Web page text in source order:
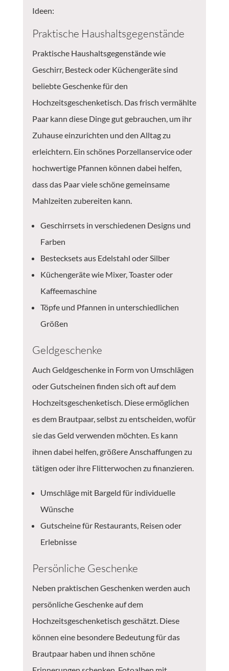
Ideen:
Praktische Haushaltsgegenstände
Praktische Haushaltsgegenstände wie
Geschirr, Besteck oder Küchengeräte sind
beliebte Geschenke für den
Hochzeitsgeschenketisch. Das frisch vermählte
Paar kann diese Dinge gut gebrauchen, um ihr
Zuhause einzurichten und den Alltag zu
erleichtern. Ein schönes Porzellanservice oder
hochwertige Pfannen können dabei helfen,
dass das Paar viele schöne gemeinsame
Mahlzeiten zubereiten kann.
Geschirrsets in verschiedenen Designs und
Farben
Bestecksets aus Edelstahl oder Silber
Küchengeräte wie Mixer, Toaster oder
Kaffeemaschine
Töpfe und Pfannen in unterschiedlichen
Größen
Geldgeschenke
Auch Geldgeschenke in Form von Umschlägen
oder Gutscheinen finden sich oft auf dem
Hochzeitsgeschenketisch. Diese ermöglichen
es dem Brautpaar, selbst zu entscheiden, wofür
sie das Geld verwenden möchten. Es kann
ihnen dabei helfen, größere Anschaffungen zu
tätigen oder ihre Flitterwochen zu finanzieren.
Umschläge mit Bargeld für individuelle
Wünsche
Gutscheine für Restaurants, Reisen oder
Erlebnisse
Persönliche Geschenke
Neben praktischen Geschenken werden auch
persönliche Geschenke auf dem
Hochzeitsgeschenketisch geschätzt. Diese
können eine besondere Bedeutung für das
Brautpaar haben und ihnen schöne